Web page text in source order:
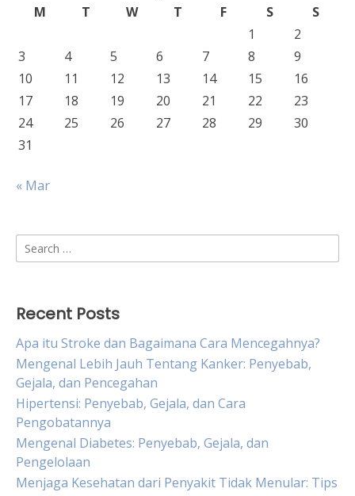
M
T W T F S
S
1
2
3
4 5 6 7 8
9
10
11 12 13 14 15
16
17
18 19 20 21 22
23
24
25 26 27 28 29
30
31
« Mar
Search
for:
Recent Posts
Apa itu Stroke dan Bagaimana Cara Mencegahnya?
Mengenal Lebih Jauh Tentang Kanker: Penyebab,
Gejala, dan Pencegahan
Hipertensi: Penyebab, Gejala, dan Cara
Pengobatannya
Mengenal Diabetes: Penyebab, Gejala, dan
Pengelolaan
Menjaga Kesehatan dari Penyakit Tidak Menular: Tips